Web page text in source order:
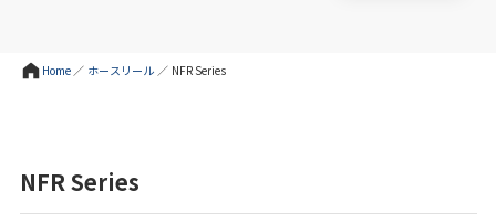
Home ／ ホースリール ／ NFR Series
NFR Series